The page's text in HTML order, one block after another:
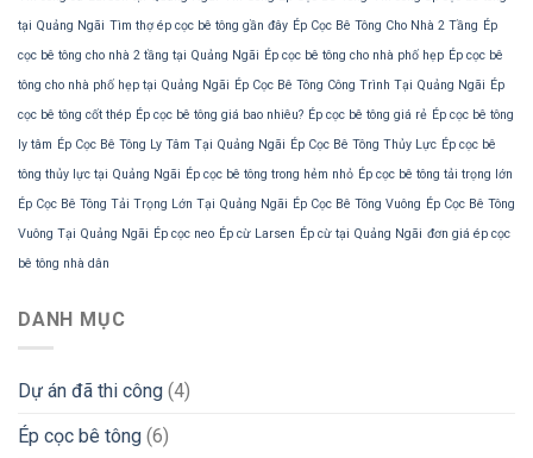
tại Quảng Ngãi Tìm thợ ép cọc bê tông gần đây Ép Cọc Bê Tông Cho Nhà 2 Tầng Ép
cọc bê tông cho nhà 2 tầng tại Quảng Ngãi Ép cọc bê tông cho nhà phố hẹp Ép cọc bê
tông cho nhà phố hẹp tại Quảng Ngãi Ép Cọc Bê Tông Công Trình Tại Quảng Ngãi Ép
cọc bê tông cốt thép Ép cọc bê tông giá bao nhiêu? Ép cọc bê tông giá rẻ Ép cọc bê tông
ly tâm Ép Cọc Bê Tông Ly Tâm Tại Quảng Ngãi Ép Cọc Bê Tông Thủy Lực Ép cọc bê
tông thủy lực tại Quảng Ngãi Ép cọc bê tông trong hẻm nhỏ Ép cọc bê tông tải trọng lớn
Ép Cọc Bê Tông Tải Trọng Lớn Tại Quảng Ngãi Ép Cọc Bê Tông Vuông Ép Cọc Bê Tông
Vuông Tại Quảng Ngãi Ép cọc neo Ép cừ Larsen Ép cừ tại Quảng Ngãi đơn giá ép cọc
bê tông nhà dân
DANH MỤC
Dự án đã thi công (4)
Ép cọc bê tông (6)